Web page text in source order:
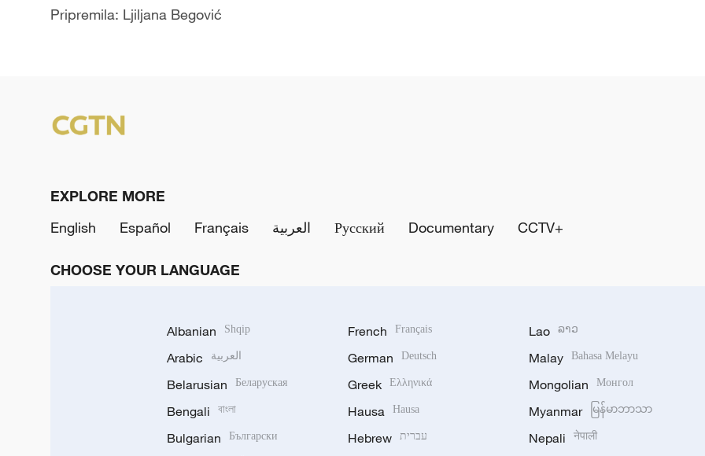
Pripremila: Ljiljana Begović
EXPLORE MORE
English
Español Français العربية Русский Documentary CCTV+
CHOOSE YOUR LANGUAGE
Albanian Shqip
Arabic العربية
Belarusian Беларуская
Bengali বাংলা
Bulgarian Български
French Français
German Deutsch
Greek Ελληνικά
Hausa Hausa
Hebrew עברית
Lao ລາວ
Malay Bahasa Melayu
Mongolian Монгол
Myanmar မြန်မာဘာသာ
Nepali नेपाली